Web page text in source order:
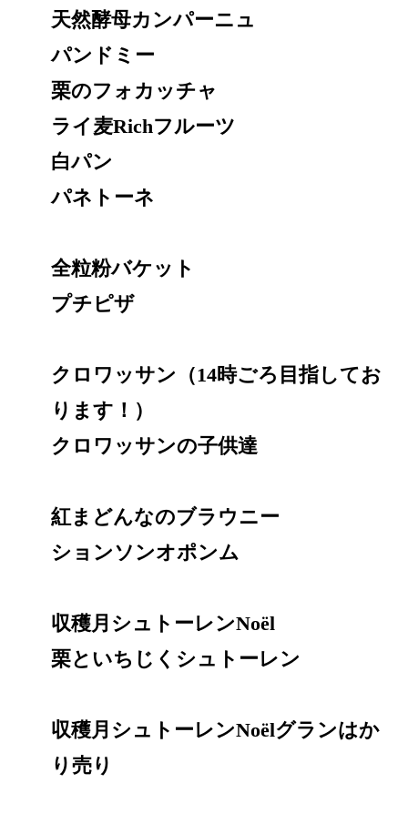
天然酵母カンパーニュ
パンドミー
栗のフォカッチャ
ライ麦Richフルーツ
白パン
パネトーネ
全粒粉バケット
プチピザ
クロワッサン（14時ごろ目指してお
ります！）
クロワッサンの子供達
紅まどんなのブラウニー
ションソンオポンム
収穫月シュトーレンNoël
栗といちじくシュトーレン
収穫月シュトーレンNoëlグランはか
り売り